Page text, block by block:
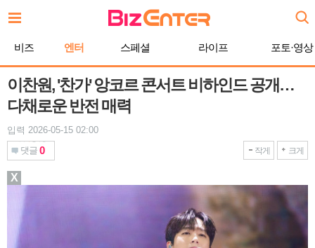
문
비즈 엔터 스페셜 라이프 포토·영상
이찬원, '찬가' 앙코르 콘서트 비하인드 공개…
다채로운 반전 매력
입력 2026-05-15 02:00
댓글 0 작게 크게
X